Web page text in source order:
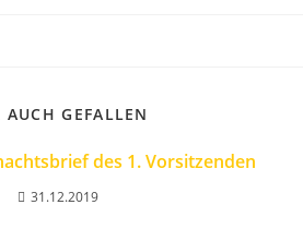
GEFALLEN
des 1. Vorsitzenden
31.12.2019